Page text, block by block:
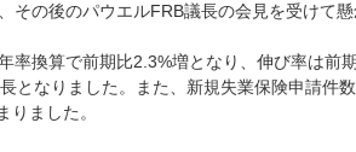
の後のパウエルFRB議長の会見を受けて懸
率換算で前期比2.3%増となり、伸び率は前
となりました。また、新規失業保険申請件
ました。